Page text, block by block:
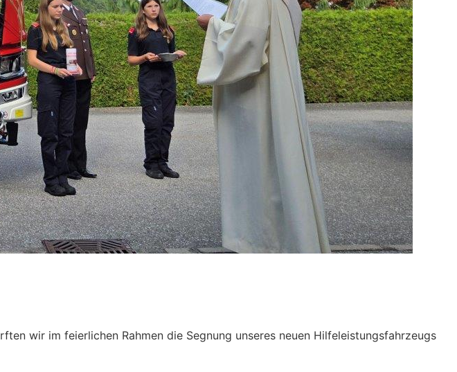
wir im feierlichen Rahmen die Segnung unseres neuen Hilfeleistungsfahrzeugs